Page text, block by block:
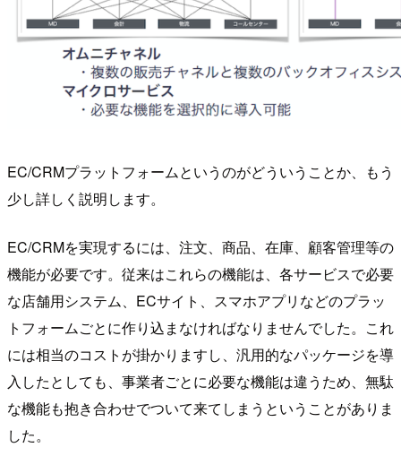
EC/CRMプラットフォームというのがどういうことか、もう
少し詳しく説明します。
EC/CRMを実現するには、注文、商品、在庫、顧客管理等の
機能が必要です。従来はこれらの機能は、各サービスで必要
な店舗用システム、ECサイト、スマホアプリなどのプラッ
トフォームごとに作り込まなければなりませんでした。これ
には相当のコストが掛かりますし、汎用的なパッケージを導
入したとしても、事業者ごとに必要な機能は違うため、無駄
な機能も抱き合わせでついて来てしまうということがありま
した。